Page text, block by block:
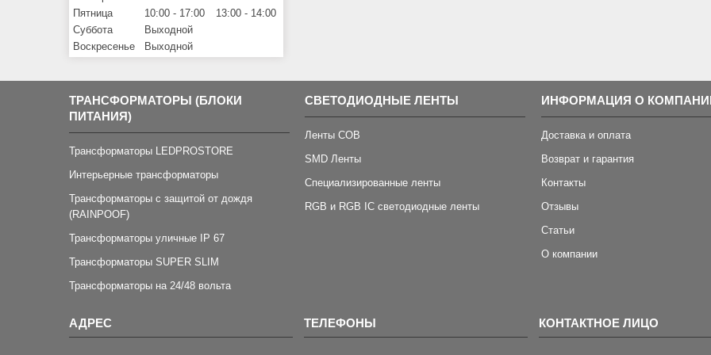
Пятница
10:00 17:00 13:00
14:00
Суббота
Выходной
Воскресенье
Выходной
ТРАНСФОРМАТОРЫ (БЛОКИ
ПИТАНИЯ)
Трансформаторы LEDPROSTORE
Интерьерные трансформаторы
Трансформаторы с защитой от дождя
(RAINPOOF)
Трансформаторы уличные IP 67
Трансформаторы SUPER SLIM
Трансформаторы на 24/48 вольта
СВЕТОДИОДНЫЕ ЛЕНТЫ
Ленты COB
SMD Ленты
Специализированные ленты
RGB и RGB IC светодиодные ленты
ИНФОРМАЦИЯ О
Доставка и оплата
Возврат и гарантия
Контакты
Отзывы
Статьи
О компании